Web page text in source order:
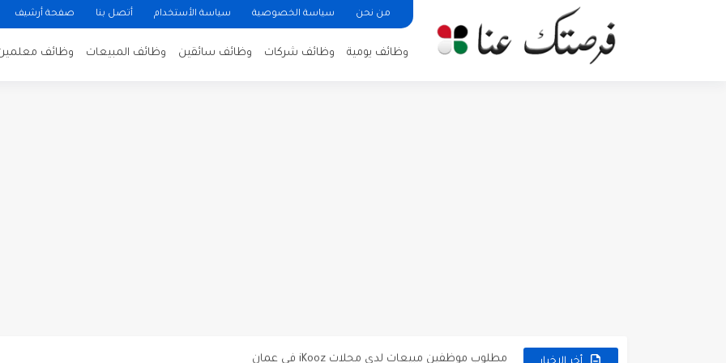
من نحن سياسة الخصوصية سياسة الأستخدام أتصل بنا صفحة أرشيف
وظائف يومية وظائف شركات وظائف سائقين وظائف المبيعات وظائف